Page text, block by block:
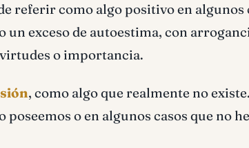
referir como algo positivo en algunos
exceso de autoestima, con
o importancia.
, como algo que realmente no
o en algunos casos que no